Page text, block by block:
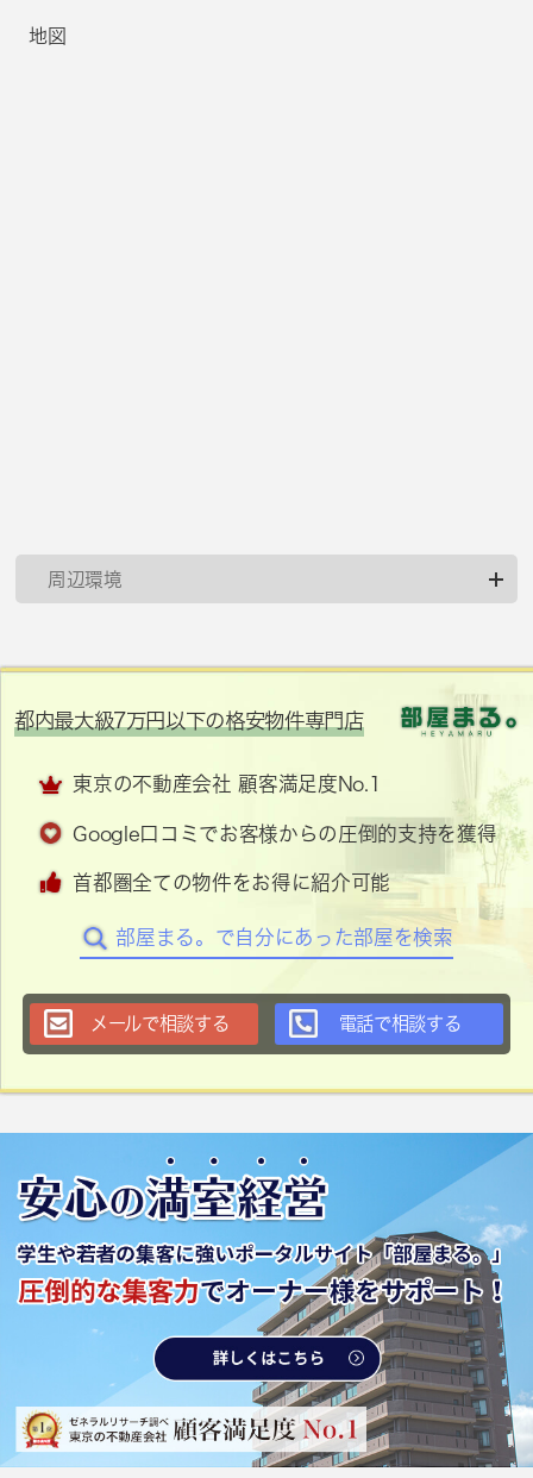
地図
周辺環境
都内最大級7万円以下の格安物件専門店
東京の不動産会社 顧客満足度No.1
Google口コミでお客様からの圧倒的支持を獲得
首都圏全ての物件をお得に紹介可能
部屋まる。で自分にあった部屋を検索
メールで相談する 電話で相談する